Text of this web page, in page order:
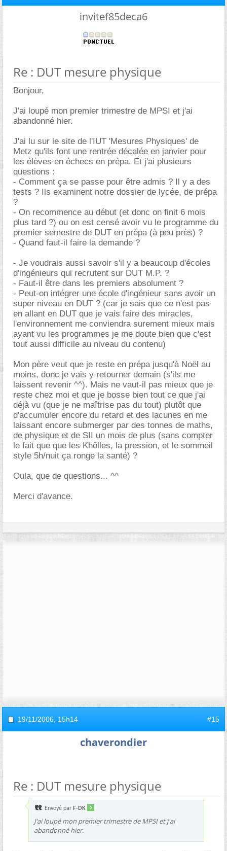
invitef85deca6
Re : DUT mesure physique
Bonjour,
J'ai loupé mon premier trimestre de MPSI et j'ai
abandonné hier.
J'ai lu sur le site de l'IUT 'Mesures Physiques' de
Metz qu'ils font une rentrée décalée en janvier pour
les élèves en échecs en prépa. Et j'ai plusieurs
questions :
- Comment ça se passe pour être admis ? Il y a des
tests ? Ils examinent notre dossier de lycée, de prépa
?
- On recommence au début (et donc on finit 6 mois
plus tard ?) ou on est censé avoir vu le programme du
premier semestre de DUT en prépa (à peu près) ?
- Quand faut-il faire la demande ?
- Je voudrais aussi savoir s'il y a beaucoup d'écoles
d'ingénieurs qui recrutent sur DUT M.P. ?
- Faut-il être dans les premiers absolument ?
- Peut-on intégrer une école d'ingénieur sans avoir un
super niveau en DUT ? (car je sais que ce n'est pas
en allant en DUT que je vais faire des miracles,
l'environnement me conviendra surement mieux mais
ayant vu les programmes je me doute bien que c'est
tout aussi difficile au niveau du contenu)
Mon père veut que je reste en prépa jusqu'à Noël au
moins, donc je vais y retourner demain (s'ils me
laissent revenir ^^). Mais ne vaut-il pas mieux que je
reste chez moi et que je bosse bien tout ce que j'ai
déjà vu (que je ne maîtrise pas du tout) plutôt que
d'accumuler encore du retard et des lacunes en me
laissant encore submerger par des tonnes de maths,
de physique et de SII un mois de plus (sans compter
le fait que que les Khôlles, la pression, et le sommeil
style 5h/nuit ça ronge la santé) ?
Oula, que de questions... ^^
Merci d'avance.
19/11/2006, 15h14 #15
chaverondier
Re : DUT mesure physique
Envoyé par F-DK
J'ai loupé mon premier trimestre de MPSI et j'ai
abandonné hier.